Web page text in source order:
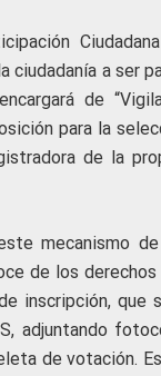
ciudadanía a ser
de
para la
de la
mecanismo
de los
inscripción, que
adjuntando
de votación.